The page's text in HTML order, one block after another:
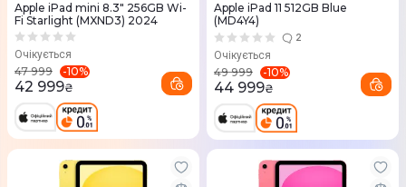
Apple iPad mini 8.3" 256GB Wi-
Fi Starlight (MXND3) 2024
Очікується
47 999 -10%
42 999₴
Apple iPad 11 512GB Blue
(MD4Y4)
2
Очікується
49 999 -10%
44 999₴